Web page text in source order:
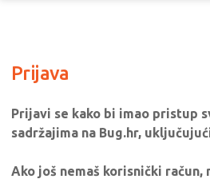
Prijava
Prijavi se kako bi imao pristup
sadržajima na Bug.hr,
Ako još nemaš korisnički